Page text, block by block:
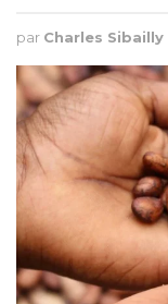
par Charles Sibailly